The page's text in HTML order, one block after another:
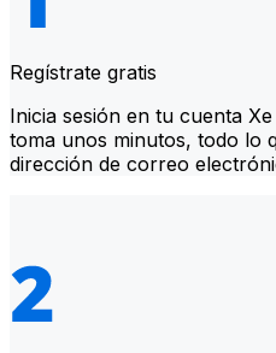
Regístrate gratis
Inicia sesión en tu cuenta
toma unos minutos, todo lo
dirección de correo